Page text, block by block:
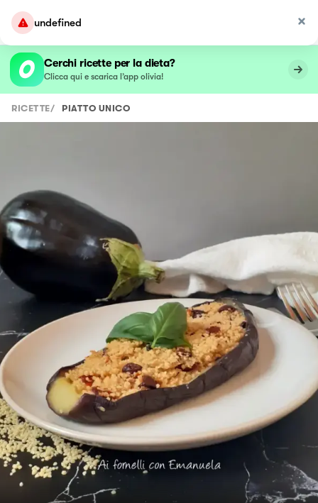
undefined
Cerchi ricette per la dieta?
Clicca qui e scarica l’app olivia!
RICETTE/ PIATTO UNICO